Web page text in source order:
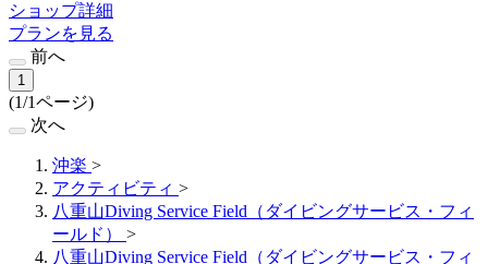
ショップ詳細
プランを見る
前へ
1
(1/1ページ)
次へ
沖楽 >
アクティビティ >
八重山Diving Service Field（ダイビングサービス・フィ
ールド） >
八重山Diving Service Field（ダイビングサービス・フィ